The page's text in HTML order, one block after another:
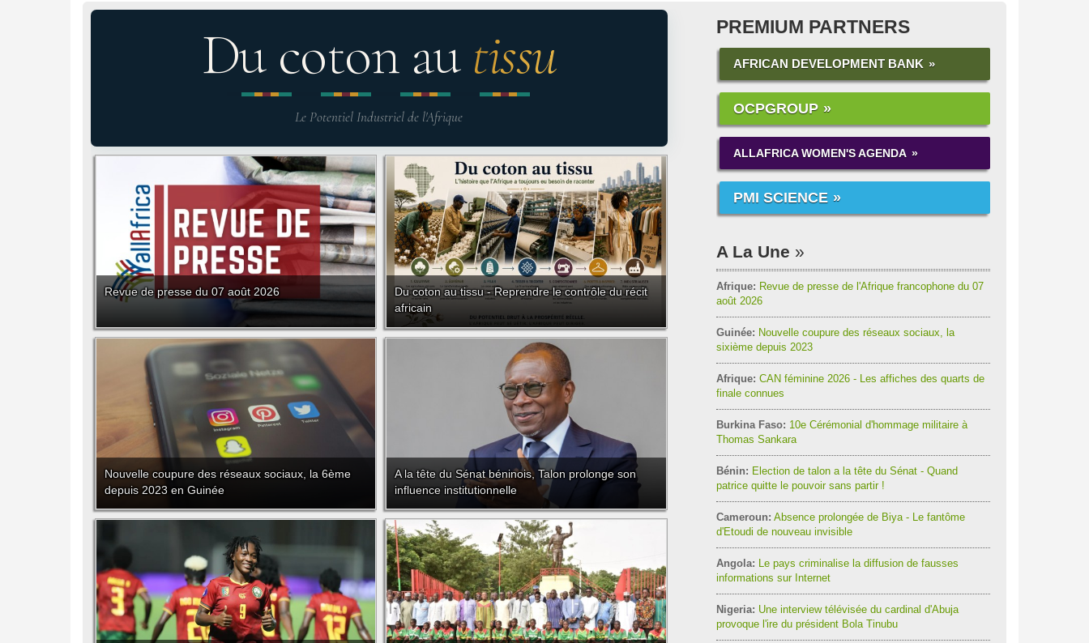
Du coton au tissu
Le Potentiel Industriel de l'Afrique
Revue de presse du 07 août 2026
Du coton au tissu - Reprendre le contrôle du récit
africain
Nouvelle coupure des réseaux sociaux, la 6ème
depuis 2023 en Guinée
A la tête du Sénat béninois, Talon prolonge son
influence institutionnelle
PREMIUM PARTNERS
AFRICAN DEVELOPMENT BANK
OCPGROUP
ALLAFRICA WOMEN'S AGENDA
PMI SCIENCE
A La Une
Afrique: Revue de presse de l'Afrique francophone du 07
août 2026
Guinée: Nouvelle coupure des réseaux sociaux, la
sixième depuis 2023
Afrique: CAN féminine 2026 - Les affiches des quarts de
finale connues
Burkina Faso: 10e Cérémonial d'hommage militaire à
Thomas Sankara
Bénin: Election de talon a la tête du Sénat - Quand
patrice quitte le pouvoir sans partir !
Cameroun: Absence prolongée de Biya - Le fantôme
d'Etoudi de nouveau invisible
Angola: Le pays criminalise la diffusion de fausses
informations sur Internet
Nigeria: Une interview télévisée du cardinal d'Abuja
provoque l'ire du président Bola Tinubu